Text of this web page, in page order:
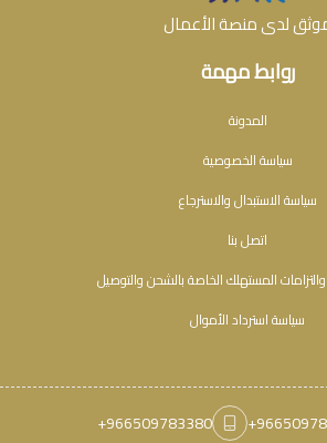
روابط مهمة
المدونة
سياسة الخصوصية
سياسة الاستبدال والاسترجاع
اتصل بنا
المستهلك الخاصة بالشحن والتوصيل
سياسة استرداد الأموال
لدى منصة الأعمال
+966509783380